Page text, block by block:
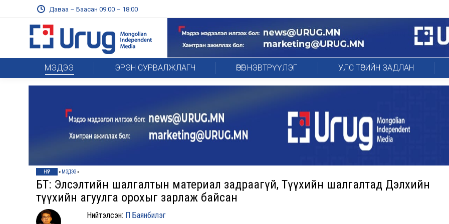
Даваа – Баасан 09:00 – 18:00
МЭДЭЭ ЭРЭН СУРВАЛЖЛАГЧ ӨРӨГ НЭВТРҮҮЛЭГ УЛС ТӨРИЙН ЗАДЛАН
НҮҮР » МЭДЭЭ»
БҮТ: Элсэлтийн шалгалтын материал задраагүй, Түүхийн шалгалтад Дэлхийн
түүхийн агуулга орохыг зарлаж байсан
Нийтэлсэн: П Баянбилэг